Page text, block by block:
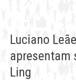
Luciano
apresentam
Ling